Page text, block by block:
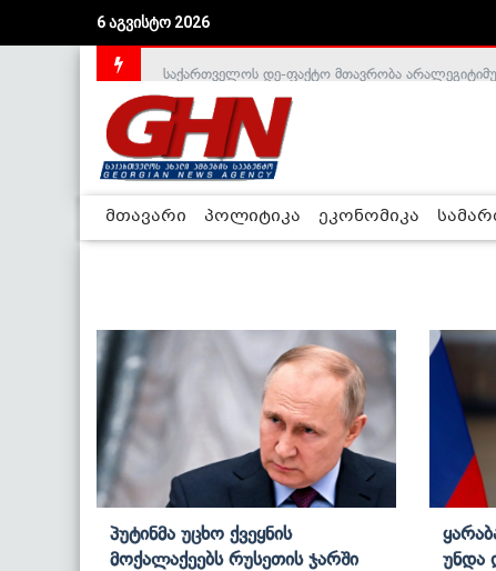
6 აგვისტო 2026
საქართველოს დე-ფაქტო მთავრობა
მთავარი პოლიტიკა ეკონომიკა
Პუტინმა Უცხო Ქვეყნის
Მოქალაქეებს Რუსეთის Ჯარში
Უნდა